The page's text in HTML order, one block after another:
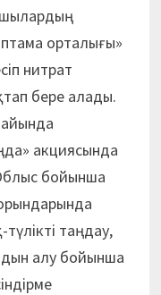
орталығы»
нитрат
бере алады.
акциясында
бойынша
таңдау,
алу бойынша